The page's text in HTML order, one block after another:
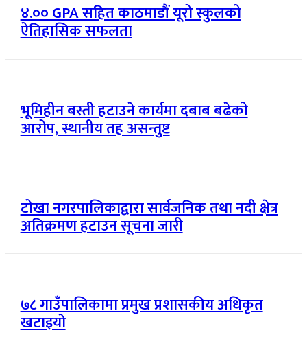
४.०० GPA सहित काठमाडौं यूरो स्कुलको
ऐतिहासिक सफलता
भूमिहीन बस्ती हटाउने कार्यमा दबाब बढेको
आरोप, स्थानीय तह असन्तुष्ट
टोखा नगरपालिकाद्वारा सार्वजनिक तथा नदी क्षेत्र
अतिक्रमण हटाउन सूचना जारी
७८ गाउँपालिकामा प्रमुख प्रशासकीय अधिकृत
खटाइयो